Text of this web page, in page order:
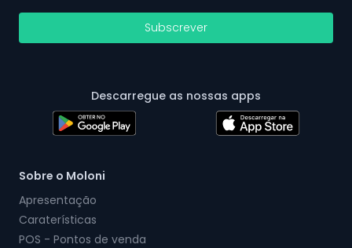
Subscrever
Descarregue as nossas apps
Sobre o Moloni
Apresentação
Caraterísticas
POS - Pontos de venda